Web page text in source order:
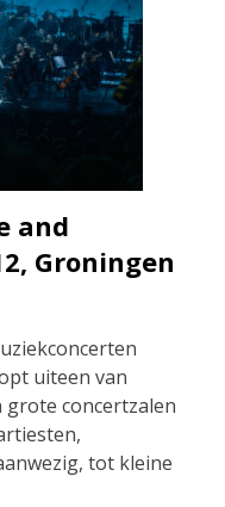
and
Groningen
uiteen van
concertzalen
tot kleine